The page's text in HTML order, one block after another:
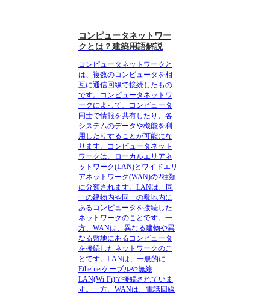
コンピュータネットワー
クとは？建築用語解説
コンピュータネットワーク と
は、複数のコンピュータを相
互に通信回線で接続したもの
です。コンピュータネットワ
ークによって、コンピュータ
同士で情報を共有したり、各
システムのデータや機能を利
用したりすることが可能にな
ります。コンピュータネット
ワークは、ローカルエリアネ
ットワーク(LAN)とワイドエリ
アネットワーク(WAN)の2種類
に分類されます。LANは、同
一の建物内や同一の敷地内に
あるコンピュータを接続した
ネットワークのことです。一
方、WANは、異なる建物や異
なる敷地にあるコンピュータ
を接続したネットワークのこ
とです。 LANは、一般的に
Ethernetケーブルや無線
LAN(Wi-Fi)で接続されていま
す。 一方、WANは、電話回線